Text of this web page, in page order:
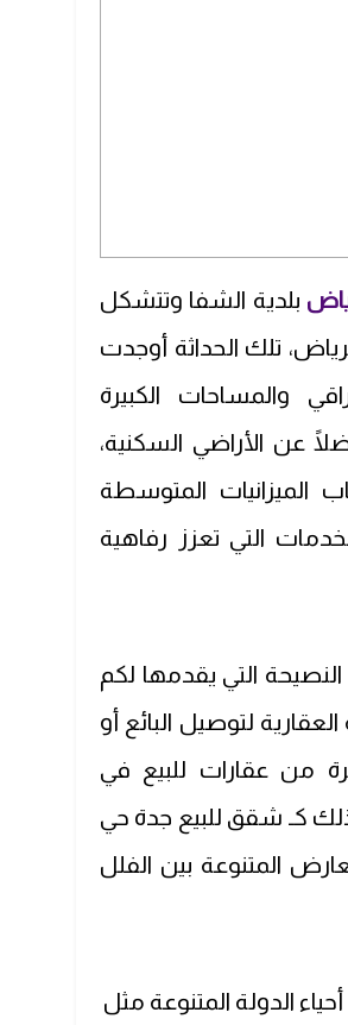
بلدية الشفا وتتشكل
تلك الحداثة أوجدت
والمساحات الكبيرة
عن الأراضي السكنية،
المتوسطة
التي تعزز رفاهية
التي يقدمها لكم
لتوصيل البائع أو
من عقارات للبيع في
كـ شقق للبيع جدة حي
المتنوعة بين الفلل
الدولة المتنوعة مثل